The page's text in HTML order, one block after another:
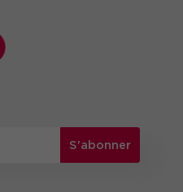
S'abonner